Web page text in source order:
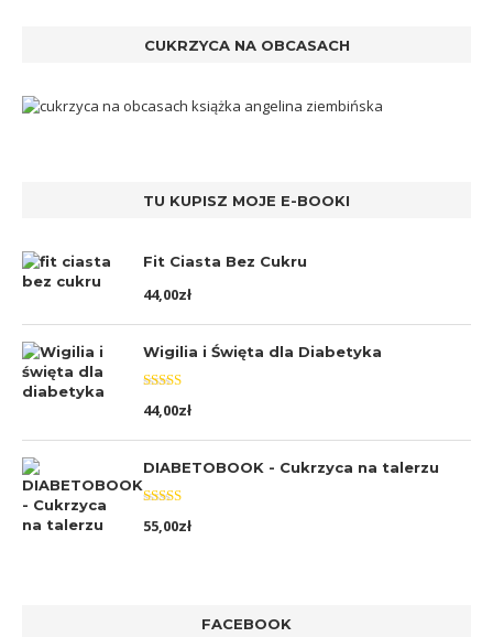
CUKRZYCA NA OBCASACH
TU KUPISZ MOJE E-BOOKI
Fit Ciasta Bez Cukru
44,00zł
Wigilia i Święta dla Diabetyka
Oceniono
5.00na 5
44,00zł
DIABETOBOOK - Cukrzyca na talerzu
Oceniono
5.00na 5
55,00zł
FACEBOOK